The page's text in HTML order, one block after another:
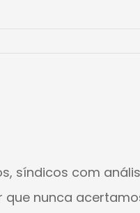
síndicos com
nunca